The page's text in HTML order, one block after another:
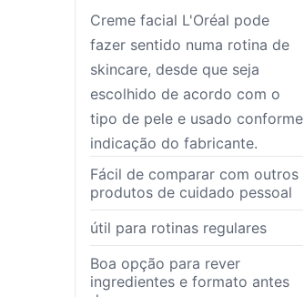
Creme facial L'Oréal pode
fazer sentido numa rotina de
skincare, desde que seja
escolhido de acordo com o
tipo de pele e usado conforme
indicação do fabricante.
Fácil de comparar com outros
produtos de cuidado pessoal
útil para rotinas regulares
Boa opção para rever
ingredientes e formato antes